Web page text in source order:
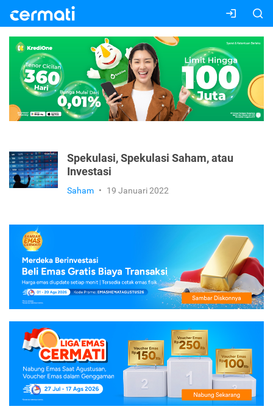
Spekulasi, Spekulasi Saham, atau
Investasi
Saham • 19 Januari 2022